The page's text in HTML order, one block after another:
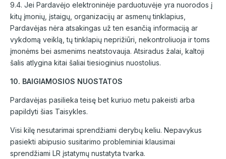
9.4. Jei Pardavėjo elektroninėje parduotuvėje yra nuorodos į
kitų įmonių, įstaigų, organizacijų ar asmenų tinklapius,
Pardavėjas nėra atsakingas už ten esančią informaciją ar
vykdomą veiklą, tų tinklapių neprižiūri, nekontroliuoja ir toms
įmonėms bei asmenims neatstovauja. Atsiradus žalai, kaltoji
šalis atlygina kitai šaliai tiesioginius nuostolius.
10. BAIGIAMOSIOS NUOSTATOS
Pardavėjas pasilieka teisę bet kuriuo metu pakeisti arba
papildyti šias Taisykles.
Visi kilę nesutarimai sprendžiami derybų keliu. Nepavykus
pasiekti abipusio susitarimo probleminiai klausimai
sprendžiami LR įstatymų nustatyta tvarka.